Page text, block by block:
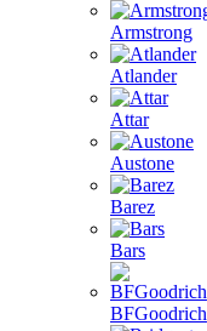
Armstrong
Atlander
Attar
Austone
Barez
Bars
BFGoodrich